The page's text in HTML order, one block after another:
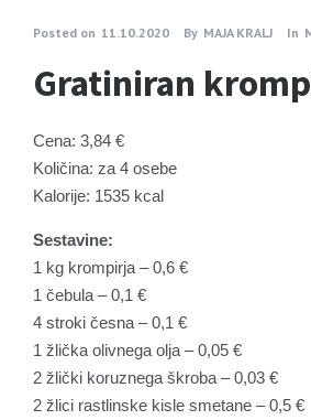
Posted on 11.10.2020 By MAJA KRALJ In
Gratiniran
Cena: 3,84 €
Količina: za 4 osebe
Kalorije: 1535 kcal
Sestavine:
1 kg krompirja – 0,6 €
1 čebula – 0,1 €
4 stroki česna – 0,1 €
1 žlička olivnega olja – 0,05 €
2 žlički koruznega škroba – 0,03 €
2 žlici rastlinske kisle smetane – 0,5 €